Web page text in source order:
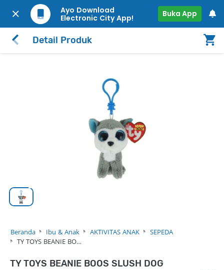
Ayo Download
Electronic City App!
Buka App
Detail Produk
Beranda Ibu & Anak AKTIVITAS ANAK
SEPEDA
TY TOYS BEANIE BO…
TY TOYS BEANIE BOOS SLUSH DOG